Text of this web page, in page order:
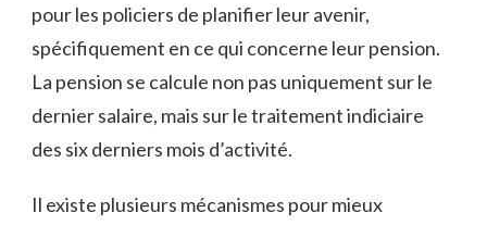
pour les policiers de planifier leur avenir,
spécifiquement en ce qui concerne leur pension.
La pension se calcule non pas uniquement sur le
dernier salaire, mais sur le traitement indiciaire
des six derniers mois d’activité.
Il existe plusieurs mécanismes pour mieux